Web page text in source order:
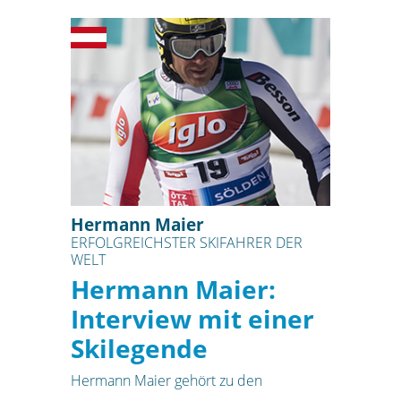
Hermann Maier
ERFOLGREICHSTER SKIFAHRER DER
WELT
Hermann Maier:
Interview mit einer
Skilegende
Hermann Maier gehört zu den